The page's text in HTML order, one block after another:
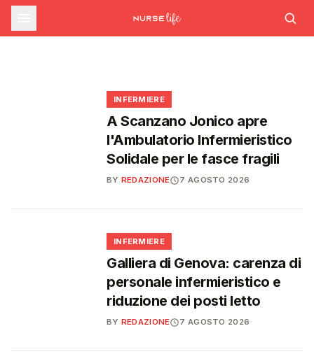
commissario per le scorte Covid,
liste d'attesa al Siveas e poteri
STUDENTI
Medicina, salgono a 27.000 i posti per il
Formazione ECM ad agosto: nuovi corsi su
rischio cardiovascolare e intelligenza
INFERMIERE
A Scanzano Jonico apre
l'Ambulatorio Infermieristico
Solidale per le fasce fragili
BY REDAZIONE 7 AGOSTO 2026
INFERMIERE
Galliera di Genova: carenza di
personale infermieristico e
riduzione dei posti letto
BY REDAZIONE 7 AGOSTO 2026